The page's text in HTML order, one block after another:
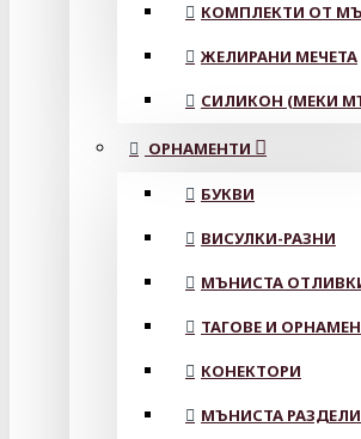
КОМПЛЕКТИ ОТ
ЖЕЛИРАНИ МЕЧЕТА
СИЛИКОН (МЕКИ
ОРНАМЕНТИ
БУКВИ
ВИСУЛКИ-РАЗНИ
МЪНИСТА
ТАГОВЕ И
КОНЕКТОРИ
МЪНИСТА